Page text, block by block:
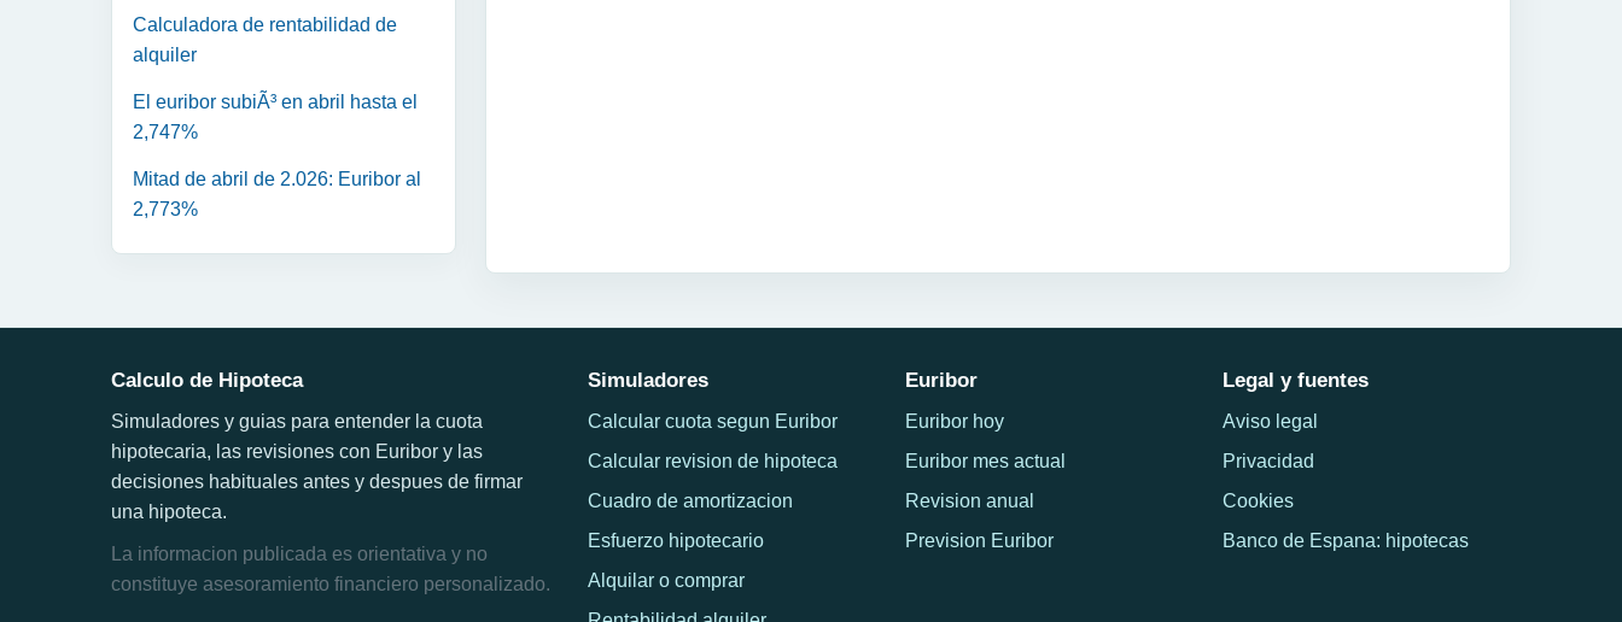
Calculadora de rentabilidad de
alquiler
El euribor subiÃ³ en abril hasta el
2,747%
Mitad de abril de 2.026: Euribor al
2,773%
Calculo de Hipoteca
Simuladores y guias para entender la cuota
hipotecaria, las revisiones con Euribor y las
decisiones habituales antes y despues de firmar
una hipoteca.
La informacion publicada es orientativa y no
constituye asesoramiento financiero personalizado.
Simuladores
Calcular cuota segun Euribor
Calcular revision de hipoteca
Cuadro de amortizacion
Esfuerzo hipotecario
Alquilar o comprar
Euribor
Euribor hoy
Euribor mes actual
Revision anual
Prevision Euribor
Legal y fuentes
Aviso legal
Privacidad
Cookies
Banco de Espana: hipotecas